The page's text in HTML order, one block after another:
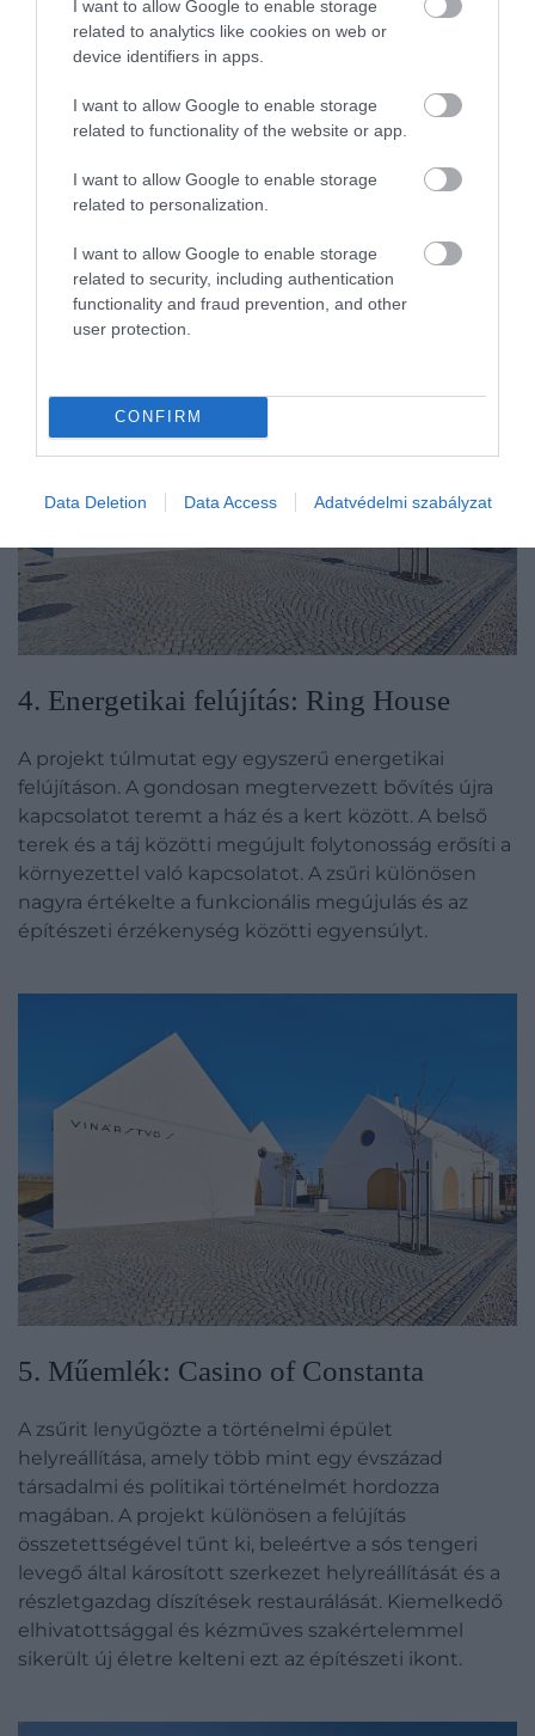
I want to allow Google to enable storage
related to analytics like cookies on web or
device identifiers in apps.
I want to allow Google to enable storage
related to functionality of the website or app.
I want to allow Google to enable storage
related to personalization.
I want to allow Google to enable storage
related to security, including authentication
functionality and fraud prevention, and other
user protection.
CONFIRM
Data Deletion Data Access Adatvédelmi szabályzat
szőlőültetvények tájába, nyugodt és autentikus
atmoszférát teremtve. A tiszta formák, az
megtervezett terek harmonikus és erőteljes
koncepciót alkotnak. A természetes
anyaghasználat, a kifinomult homlokzatok és a
visszafogott színvilág olyan építészetet
kultúráját.
4. Energetikai felújítás: Ring House
A projekt túlmutat egy egyszerű energetikai
felújításon. A gondosan megtervezett bővítés újra
kapcsolatot teremt a ház és a kert között. A belső
terek és a táj közötti megújult folytonosság erősíti a
környezettel való kapcsolatot. A zsűri különösen
nagyra értékelte a funkcionális megújulás és az
építészeti érzékenység közötti egyensúlyt.
5. Műemlék: Casino of Constanta
A zsűrit lenyűgözte a történelmi épület
helyreállítása, amely több mint egy évszázad
társadalmi és politikai történelmét hordozza
magában. A projekt különösen a felújítás
összetettségével tűnt ki, beleértve a sós tengeri
levegő által károsított szerkezet helyreállítását és a
részletgazdag díszítések restaurálását. Kiemelkedő
elhivatottsággal és kézműves szakértelemmel
sikerült új életre kelteni ezt az építészeti ikont.